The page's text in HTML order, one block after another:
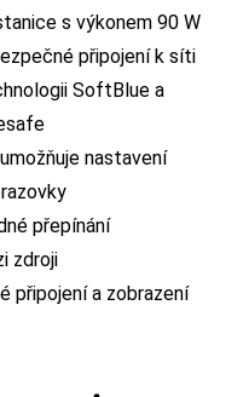
s výkonem 90 W
připojení k síti
SoftBlue a
nastavení
přepínání
zdroji
připojení a zobrazení